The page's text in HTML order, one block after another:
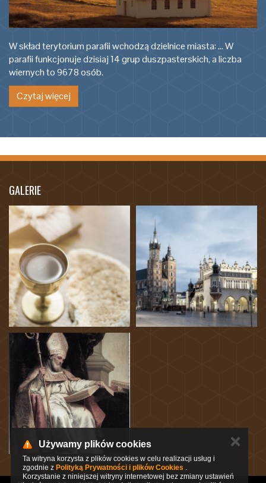
W skład terytorium parafii wchodzą dzielnice miasta: ... W
parafii funkcjonuje dzisiaj 14 grup duszpasterskich, a liczba
wiernych to 9678 osób.
Czytaj więcej
GALERIE
Używamy plików cookies
Ta witryna korzysta z plików cookies w celu realizacji usług i
zgodnie z Polityką Prywatności i plików Cookies .
Korzystanie z niniejszej witryny internetowej bez zmiany ustawień
✕